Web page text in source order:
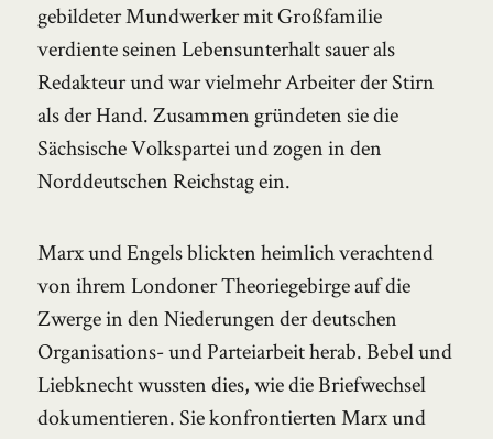
gebildeter Mundwerker mit Großfamilie
verdiente seinen Lebensunterhalt sauer als
Redakteur und war vielmehr Arbeiter der Stirn
als der Hand. Zusammen gründeten sie die
Sächsische Volkspartei und zogen in den
Norddeutschen Reichstag ein.
Marx und Engels blickten heimlich verachtend
von ihrem Londoner Theoriegebirge auf die
Zwerge in den Niederungen der deutschen
Organisations- und Parteiarbeit herab. Bebel und
Liebknecht wussten dies, wie die Briefwechsel
dokumentieren. Sie konfrontierten Marx und